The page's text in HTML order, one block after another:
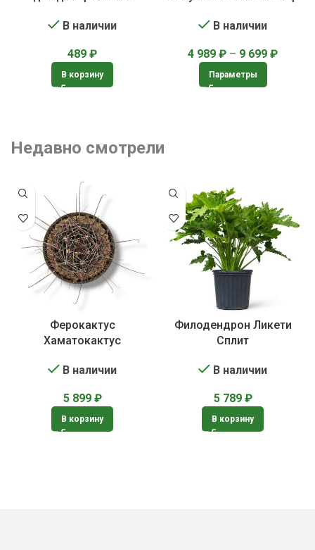
В наличии
489 ₽
В корзину
В наличии
4 989 ₽ – 9 699 ₽
Параметры
Недавно смотрели
Ферокактус
Хаматокактус
В наличии
5 899 ₽
В корзину
Филодендрон Ликети
Сплит
В наличии
5 789 ₽
В корзину